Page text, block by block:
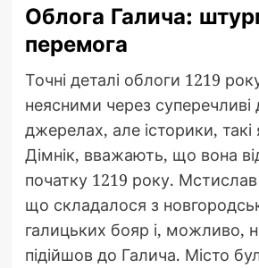
Облога Галича:
перемога
Точні деталі облоги 1219
неясними через суперечливі
джерелах, але історики, такі
Дімнік, вважають, що вона
початку 1219 року. Мстислав
що складалося з
галицьких бояр і, можливо,
підійшов до Галича. Місто